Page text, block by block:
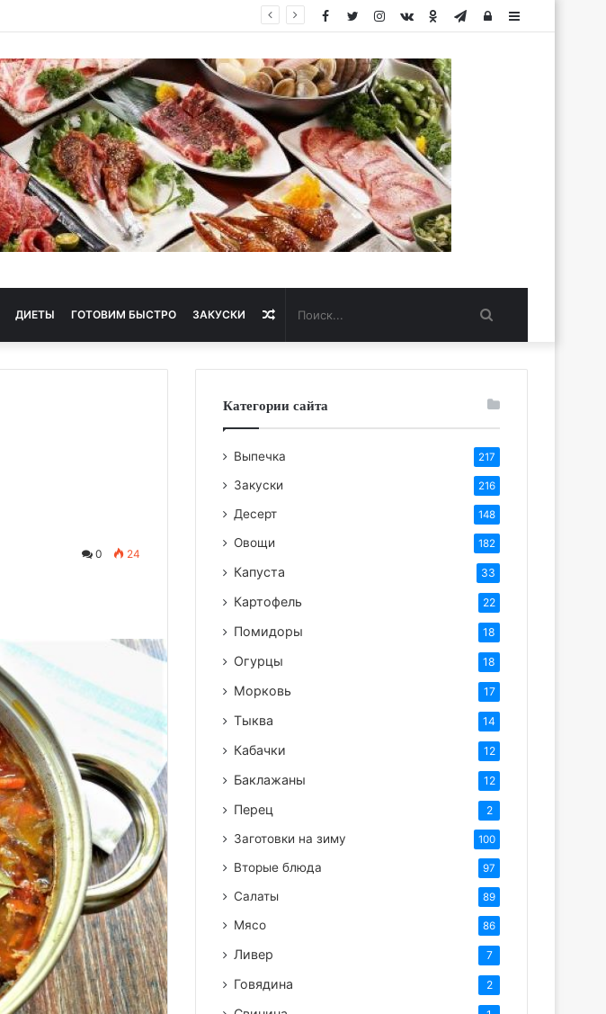
Sidebar
Авторизация
Telegram
Одноклассники
vk.com
Instagram
Twitter
Facebook
ДИЕТЫ ГОТОВИМ БЫСТРО ЗАКУСКИ Случайная
статья
0 24
Категории сайта
Выпечка 217
Закуски 216
Десерт 148
Овощи 182
Капуста 33
Картофель 22
Помидоры 18
Огурцы 18
Морковь 17
Тыква 14
Кабачки 12
Баклажаны 12
Перец 2
Заготовки на зиму 100
Вторые блюда 97
Салаты 89
Мясо 86
Ливер 7
Говядина 2